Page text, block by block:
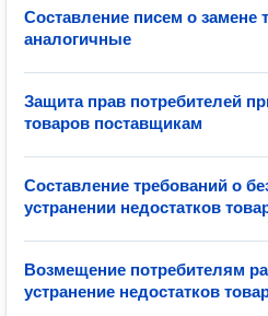
Составление писем о замене
аналогичные
Защита прав потребителей
товаров поставщикам
Составление требований о
устранении недостатков
Возмещение потребителям
устранение недостатков